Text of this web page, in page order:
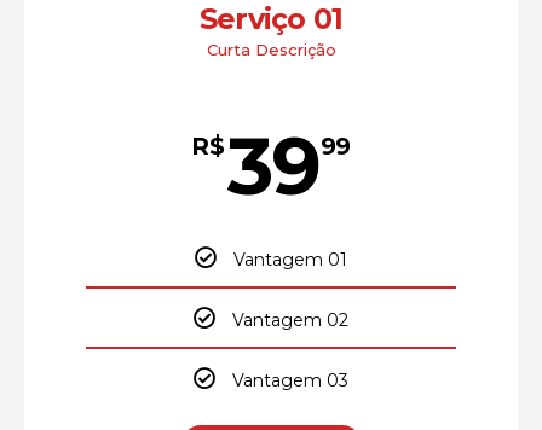
Serviço 01
Curta Descrição
R$3999
Vantagem 01
Vantagem 02
Vantagem 03